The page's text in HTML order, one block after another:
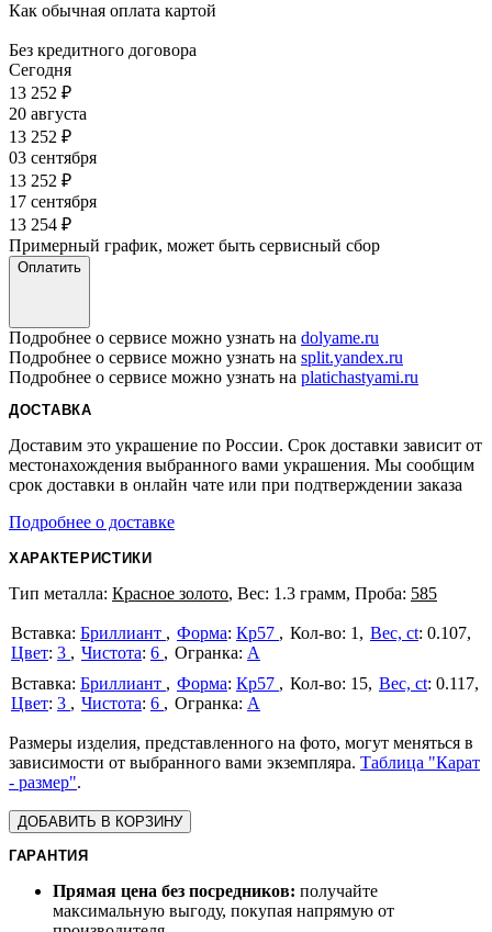
Как обычная оплата картой
Без кредитного договора
Сегодня
13 252 ₽
20 августа
13 252 ₽
03 сентября
13 252 ₽
17 сентября
13 254 ₽
Примерный график, может быть сервисный сбор
Оплатить
Подробнее о сервисе можно узнать на dolyame.ru
Подробнее о сервисе можно узнать на split.yandex.ru
Подробнее о сервисе можно узнать на platichastyami.ru
ДОСТАВКА
Доставим это украшение по России. Срок доставки зависит от
местонахождения выбранного вами украшения. Мы сообщим
срок доставки в онлайн чате или при подтверждении заказа
Подробнее о доставке
ХАРАКТЕРИСТИКИ
Тип металла: Красное золото, Вес: 1.3 грамм, Проба: 585
Бриллиант Форма: Кр57 1 Вес, ct: 0.107
Цвет: 3 Чистота: 6
А
Бриллиант
Форма: Кр57 15 Вес, ct: 0.117
Цвет: 3 Чистота: 6 А
Размеры изделия, представленного на фото, могут меняться в
зависимости от выбранного вами экземпляра. Таблица "Карат
- размер".
ДОБАВИТЬ В КОРЗИНУ
ГАРАНТИЯ
Прямая цена без посредников: получайте
максимальную выгоду, покупая напрямую от